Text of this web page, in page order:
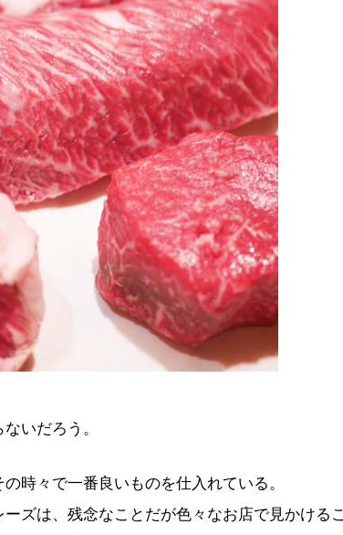
いだろう。
時々で一番良いものを仕入れている。
ズは、残念なことだが色々なお店で見かけるこ